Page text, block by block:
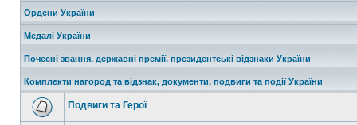
Ордени України
Медалі України
Почесні звання, державні премії, президентські відзнаки України
Комплекти нагород та відзнак, документи, подвиги та події України
Подвиги та Герої